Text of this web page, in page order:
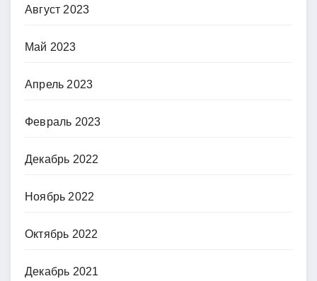
Август 2023
Май 2023
Апрель 2023
Февраль 2023
Декабрь 2022
Ноябрь 2022
Октябрь 2022
Декабрь 2021